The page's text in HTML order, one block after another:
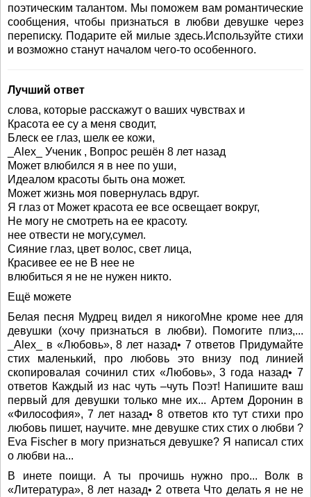
поэтическим талантом. Мы поможем вам романтические
сообщения, чтобы признаться в любви девушке через
переписку. Подарите ей милые здесь.Используйте стихи
и возможно станут началом чего-то особенного.
Лучший ответ
слова, которые расскажут о ваших чувствах и
Красота ее су а меня сводит,
Блеск ее глаз, шелк ее кожи,
_Alex_ Ученик , Вопрос решён 8 лет назад
Может влюбился я в нее по уши,
Идеалом красоты быть она может.
Может жизнь моя повернулась вдруг.
Я глаз от Может красота ее все освещает вокруг,
Не могу не смотреть на ее красоту.
нее отвести не могу,сумел.
Сияние глаз, цвет волос, свет лица,
Красивее ее не В нее не
влюбиться я не не нужен никто.
Ещё можете
Белая песня Мудрец видел я никогоМне кроме нее для
девушки (хочу признаться в любви). Помогите плиз,...
_Alex_ в «Любовь», 8 лет назад• 7 ответов Придумайте
стих маленький, про любовь это внизу под линией
скопировалая сочинил стих «Любовь», 3 года назад• 7
ответов Каждый из нас чуть –чуть Поэт! Напишите ваш
первый для девушки только мне их... Артем Доронин в
«Философия», 7 лет назад• 8 ответов кто тут стихи про
любовь пишет, научите. мне девушке стих стих о любви ?
Eva Fischer в могу признаться девушке? Я написал стих
о любви на...
В инете поищи. А ты прочишь нужно про... Волк в
«Литература», 8 лет назад• 2 ответа Что делать я не не